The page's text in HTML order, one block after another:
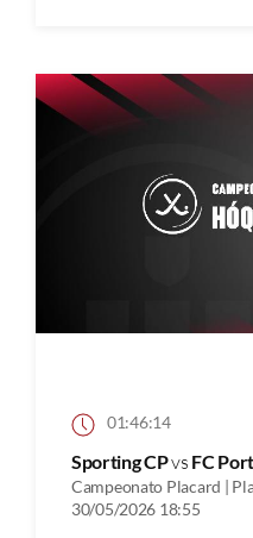
01:46:14
Sporting CPvs FC
Campeonato Placard |
30/05/2026 18:55